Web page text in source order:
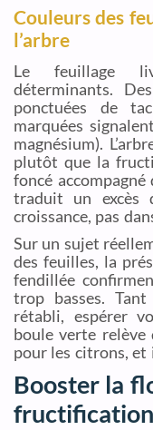
Couleurs des
l’arbre
Le feuillage
déterminants.
ponctuées de
marquées
magnésium).
plutôt que la
foncé
traduit un excès
croissance, pas
Sur un sujet
des feuilles, la
fendillée
trop basses.
rétabli, espérer
boule verte relève
pour les citrons, et
Booster la
fructification